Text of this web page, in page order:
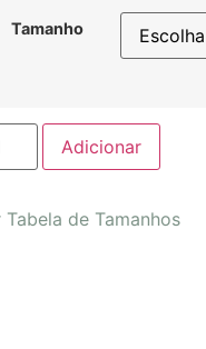
Tamanho
Adicionar
Tabela de Tamanhos